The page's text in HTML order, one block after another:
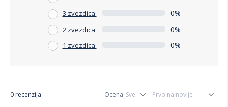
3 zvezdica 0%
2 zvezdica 0%
1 zvezdica 0%
0 recenzija Ocena